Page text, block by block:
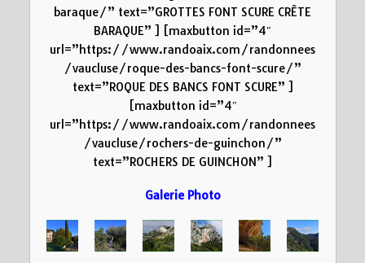
baraque/” text=”GROTTES FONT SCURE CRÊTE
BARAQUE” ] [maxbutton id=”4″
url=”https://www.randoaix.com/randonnees
/vaucluse/roque-des-bancs-font-scure/”
text=”ROQUE DES BANCS FONT SCURE” ]
[maxbutton id=”4″
url=”https://www.randoaix.com/randonnees
/vaucluse/rochers-de-guinchon/”
text=”ROCHERS DE GUINCHON” ]
Galerie Photo